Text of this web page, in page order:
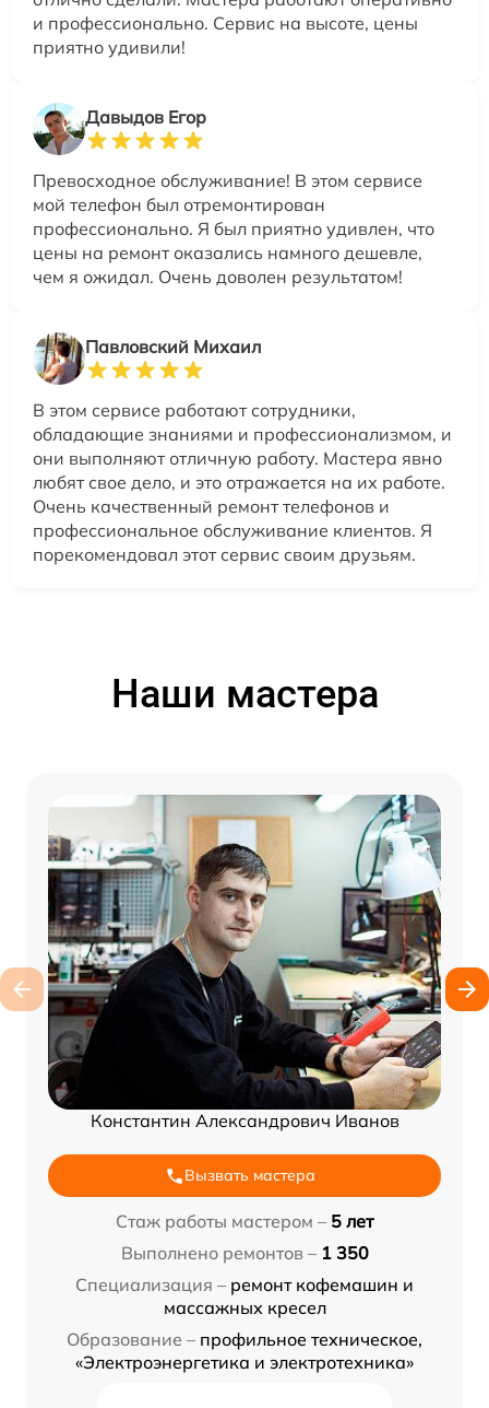
и профессионально. Сервис на высоте, цены
приятно удивили!
Давыдов Егор
Превосходное обслуживание! В этом сервисе
мой телефон был отремонтирован
профессионально. Я был приятно удивлен, что
цены на ремонт оказались намного дешевле,
чем я ожидал. Очень доволен результатом!
Павловский Михаил
В этом сервисе работают сотрудники,
обладающие знаниями и профессионализмом, и
они выполняют отличную работу. Мастера явно
любят свое дело, и это отражается на их работе.
Очень качественный ремонт телефонов и
профессиональное обслуживание клиентов. Я
порекомендовал этот сервис своим друзьям.
Наши мастера
Константин Александрович Иванов
Вызвать мастера
Стаж работы мастером – 5 лет
Выполнено ремонтов – 1 350
Специализация – ремонт кофемашин и
массажных кресел
Образование – профильное техническое,
«Электроэнергетика и электротехника»